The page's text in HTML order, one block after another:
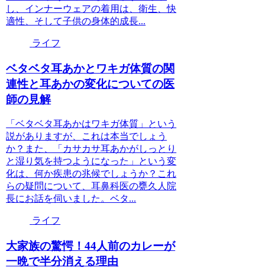
し、インナーウェアの着用は、衛生、快
適性、そして子供の身体的成長...
ライフ
ベタベタ耳あかとワキガ体質の関
連性と耳あかの変化についての医
師の見解
「ベタベタ耳あかはワキガ体質」という
説がありますが、これは本当でしょう
か？また、「カサカサ耳あかがしっとり
と湿り気を持つようになった」という変
化は、何か疾患の兆候でしょうか？これ
らの疑問について、耳鼻科医の甕久人院
長にお話を伺いました。ベタ...
ライフ
大家族の驚愕！44人前のカレーが
一晩で半分消える理由